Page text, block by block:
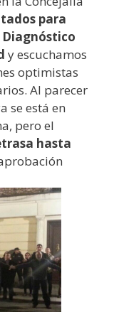
para
Diagnóstico
y escuchamos
optimistas
Al parecer
se está en
pero el
hasta